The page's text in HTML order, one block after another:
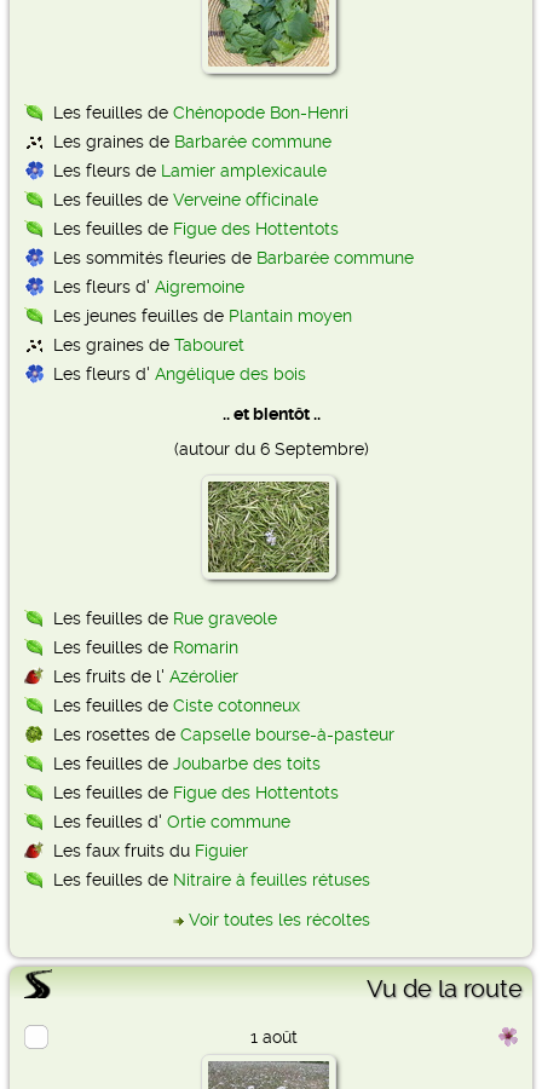
Les feuilles de Chénopode Bon-Henri
Les graines de Barbarée commune
Les fleurs de Lamier amplexicaule
Les feuilles de Verveine officinale
Les feuilles de Figue des Hottentots
Les sommités fleuries de Barbarée commune
Les fleurs d' Aigremoine
Les jeunes feuilles de Plantain moyen
Les graines de Tabouret
Les fleurs d' Angélique des bois
.. et bientôt ..
(autour du 6 Septembre)
Les feuilles de Rue graveole
Les feuilles de Romarin
Les fruits de l' Azérolier
Les feuilles de Ciste cotonneux
Les rosettes de Capselle bourse-à-pasteur
Les feuilles de Joubarbe des toits
Les feuilles de Figue des Hottentots
Les feuilles d' Ortie commune
Les faux fruits du Figuier
Les feuilles de Nitraire à feuilles rétuses
Voir toutes les récoltes
Vu de la route
1 août